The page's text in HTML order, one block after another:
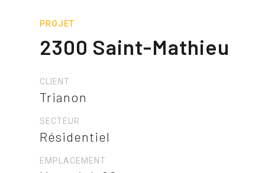
PROJET
2300 Saint-Mathieu
CLIENT
Trianon
SECTEUR
Résidentiel
EMPLACEMENT